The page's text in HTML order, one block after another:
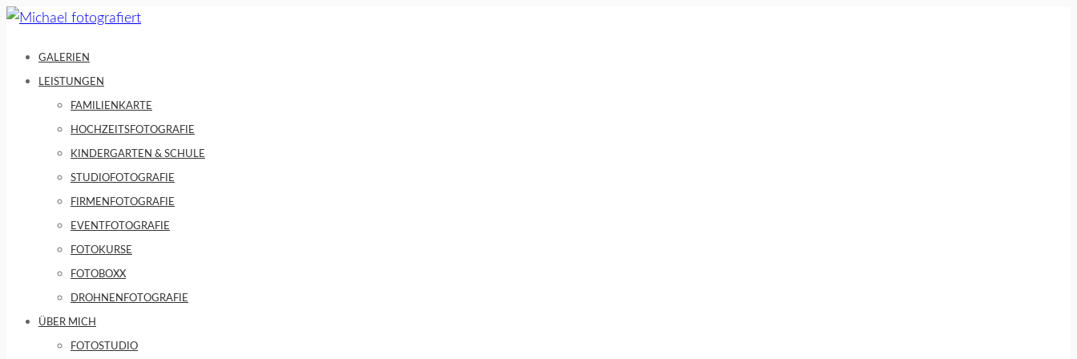
Skip
content
GALERIEN
LEISTUNGEN
FAMILIENKARTE
HOCHZEITSFOTOGRAFIE
KINDERGARTEN & SCHULE
STUDIOFOTOGRAFIE
FIRMENFOTOGRAFIE
EVENTFOTOGRAFIE
FOTOKURSE
FOTOBOXX
DROHNENFOTOGRAFIE
ÜBER MICH
FOTOSTUDIO